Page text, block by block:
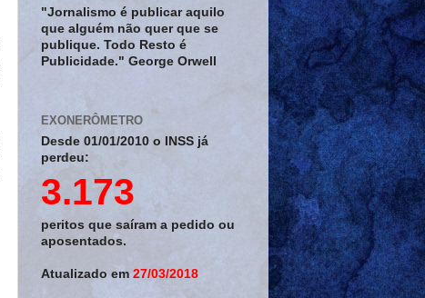
"Jornalismo é publicar aquilo
que alguém não quer que se
publique. Todo Resto é
Publicidade." George Orwell
EXONERÔMETRO
Desde 01/01/2010 o INSS já
perdeu:
3.173
peritos que saíram a pedido ou
aposentados.
Atualizado em 27/03/2018